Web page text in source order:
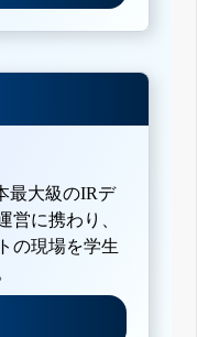
最大級のIRデ
営に携わり、
の現場を学生